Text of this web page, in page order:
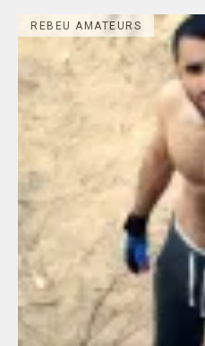
REBEU AMATEURS